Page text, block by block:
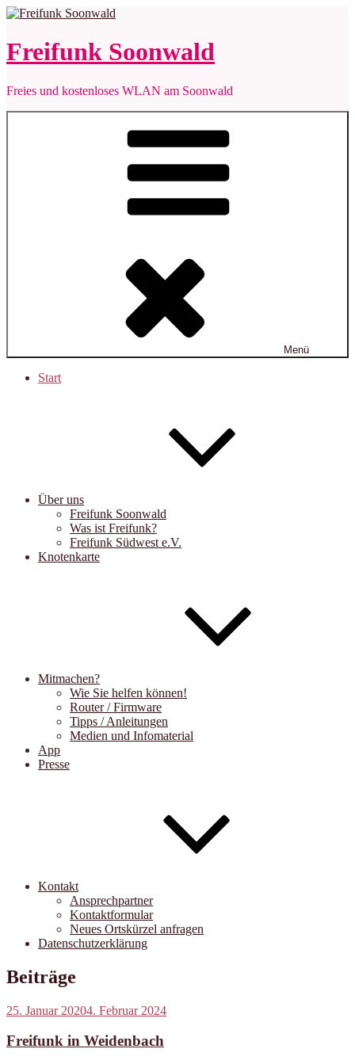
Zum
springen
Freifunk Soonwald
Freies und kostenloses WLAN am Soonwald
Menü
Start
Über uns
Freifunk Soonwald
Was ist Freifunk?
Freifunk Südwest e.V.
Knotenkarte
Mitmachen?
Wie Sie helfen können!
Router / Firmware
Tipps / Anleitungen
Medien und Infomaterial
App
Presse
Kontakt
Ansprechpartner
Kontaktformular
Neues Ortskürzel anfragen
Datenschutzerklärung
Beiträge
Veröffentlicht
25. Januar 20204. Februar 2024
Freifunk in Weidenbach